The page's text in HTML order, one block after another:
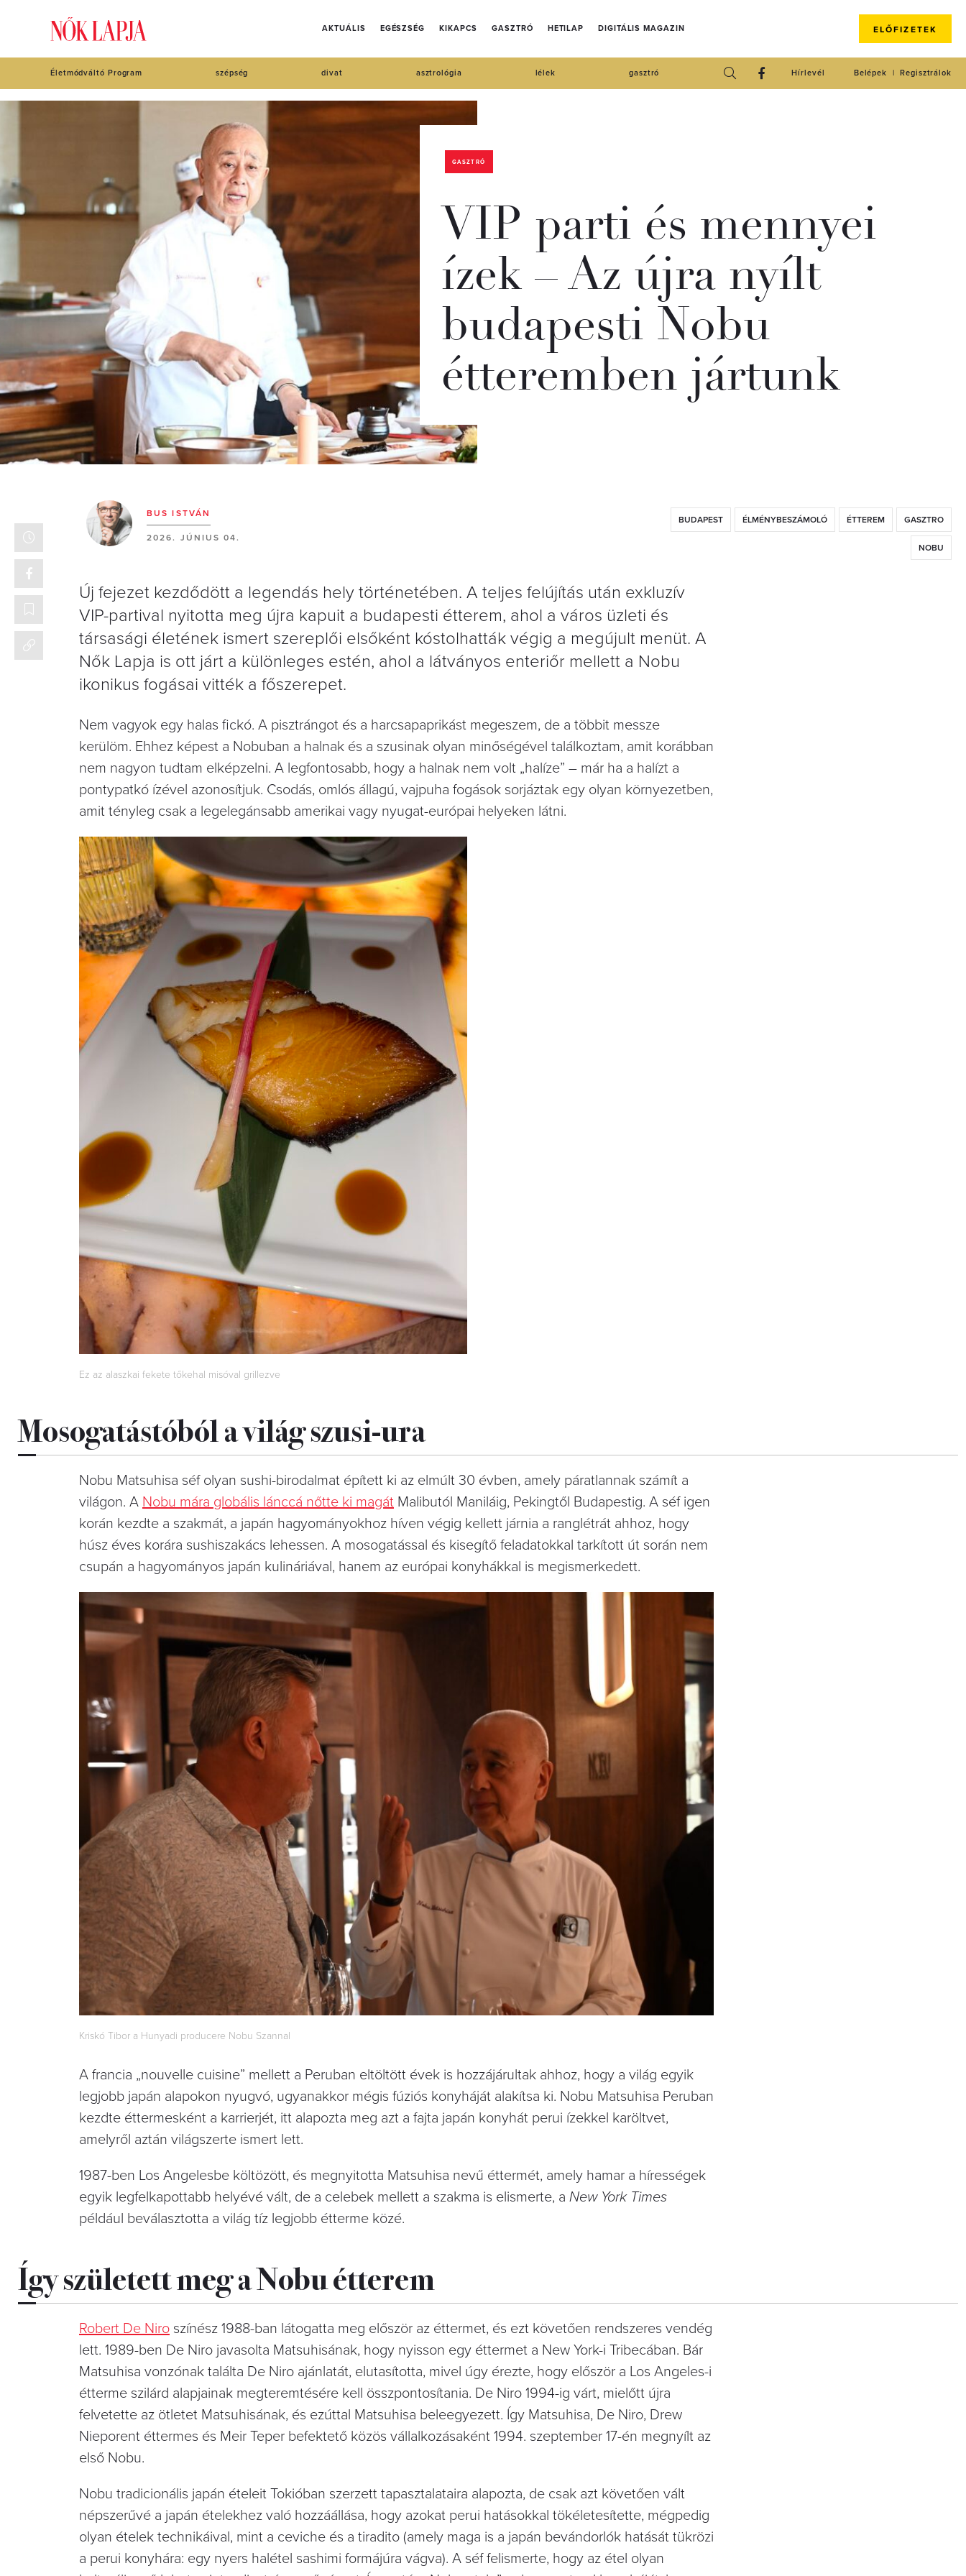
AKTUÁLIS EGÉSZSÉG KIKAPCS GASZTRÓ HETILAP DIGITÁLIS MAGAZIN ELŐFIZETEK
Életmódváltó Program szépség divat asztrológia lélek gasztró Regisztrálok
Belépek
Hírlevél
GASZTRÓ
VIP parti és mennyei
ízek – Az újra nyílt
budapesti Nobu
étteremben jártunk
BUS ISTVÁN
2026. JÚNIUS 04.
BUDAPEST ÉLMÉNYBESZÁMOLÓ ÉTTEREM GASZTRO
NOBU
Új fejezet kezdődött a legendás hely történetében. A teljes felújítás után exkluzív
VIP-partival nyitotta meg újra kapuit a budapesti étterem, ahol a város üzleti és
társasági életének ismert szereplői elsőként kóstolhatták végig a megújult menüt. A
Nők Lapja is ott járt a különleges estén, ahol a látványos enteriőr mellett a Nobu
ikonikus fogásai vitték a főszerepet.
Nem vagyok egy halas fickó. A pisztrángot és a harcsapaprikást megeszem, de a többit messze
kerülöm. Ehhez képest a Nobuban a halnak és a szusinak olyan minőségével találkoztam, amit korábban
nem nagyon tudtam elképzelni. A legfontosabb, hogy a halnak nem volt „halíze” – már ha a halízt a
pontypatkó ízével azonosítjuk. Csodás, omlós állagú, vajpuha fogások sorjáztak egy olyan környezetben,
amit tényleg csak a legelegánsabb amerikai vagy nyugat-európai helyeken látni.
Ez az alaszkai fekete tőkehal misóval grillezve
Mosogatástóból a világ szusi-ura
Nobu Matsuhisa séf olyan sushi-birodalmat épített ki az elmúlt 30 évben, amely páratlannak számít a
világon. A Nobu mára globális lánccá nőtte ki magát Malibutól Maniláig, Pekingtől Budapestig. A séf igen
korán kezdte a szakmát, a japán hagyományokhoz híven végig kellett járnia a ranglétrát ahhoz, hogy
húsz éves korára sushiszakács lehessen. A mosogatással és kisegítő feladatokkal tarkított út során nem
csupán a hagyományos japán kulináriával, hanem az európai konyhákkal is megismerkedett.
Kriskó Tibor a Hunyadi producere Nobu Szannal
A francia „nouvelle cuisine” mellett a Peruban eltöltött évek is hozzájárultak ahhoz, hogy a világ egyik
legjobb japán alapokon nyugvó, ugyanakkor mégis fúziós konyháját alakítsa ki. Nobu Matsuhisa Peruban
kezdte éttermesként a karrierjét, itt alapozta meg azt a fajta japán konyhát perui ízekkel karöltvet,
amelyről aztán világszerte ismert lett.
1987-ben Los Angelesbe költözött, és megnyitotta Matsuhisa nevű éttermét, amely hamar a hírességek
egyik legfelkapottabb helyévé vált, de a celebek mellett a szakma is elismerte, a New York Times
például beválasztotta a világ tíz legjobb étterme közé.
Így született meg a Nobu étterem
Robert De Niro színész 1988-ban látogatta meg először az éttermet, és ezt követően rendszeres vendég
lett. 1989-ben De Niro javasolta Matsuhisának, hogy nyisson egy éttermet a New York-i Tribecában. Bár
Matsuhisa vonzónak találta De Niro ajánlatát, elutasította, mivel úgy érezte, hogy először a Los Angeles-i
étterme szilárd alapjainak megteremtésére kell összpontosítania. De Niro 1994-ig várt, mielőtt újra
felvetette az ötletet Matsuhisának, és ezúttal Matsuhisa beleegyezett. Így Matsuhisa, De Niro, Drew
Nieporent éttermes és Meir Teper befektető közös vállalkozásaként 1994. szeptember 17-én megnyílt az
első Nobu.
Nobu tradicionális japán ételeit Tokióban szerzett tapasztalataira alapozta, de csak azt követően vált
népszerűvé a japán ételekhez való hozzáállása, hogy azokat perui hatásokkal tökéletesítette, mégpedig
olyan ételek technikáival, mint a ceviche és a tiradito (amely maga is a japán bevándorlók hatását tükrözi
a perui konyhára: egy nyers halétel sashimi formájúra vágva). A séf felismerte, hogy az étel olyan